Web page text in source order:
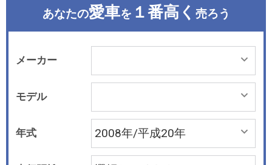
あなたの愛車を １番高く 売ろう
メーカー
モデル
年式